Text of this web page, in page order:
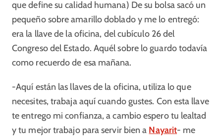
que define su calidad humana) De su bolsa sacó un
pequeño sobre amarillo doblado y me lo entregó:
era la llave de la oficina, del cubículo 26 del
Congreso del Estado. Aquél sobre lo guardo todavía
como recuerdo de esa mañana.
-Aquí están las llaves de la oficina, utiliza lo que
necesites, trabaja aquí cuando gustes. Con esta llave
te entrego mi confianza, a cambio espero tu lealtad
y tu mejor trabajo para servir bien a Nayarit- me